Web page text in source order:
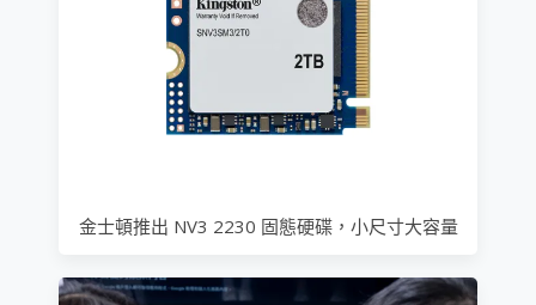
金士頓推出 NV3 2230 固態硬碟，小尺寸大容量